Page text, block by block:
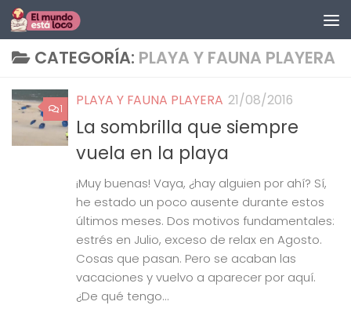
Saltar al contenido
CATEGORÍA: PLAYA Y FAUNA PLAYERA
1 PLAYA Y FAUNA PLAYERA 21/08/2016
La sombrilla que siempre
vuela en la playa
¡Muy buenas! Vaya, ¿hay alguien por ahí? Sí,
he estado un poco ausente durante estos
últimos meses. Dos motivos fundamentales:
estrés en Julio, exceso de relax en Agosto.
Cosas que pasan. Pero se acaban las
vacaciones y vuelvo a aparecer por aquí.
¿De qué tengo...